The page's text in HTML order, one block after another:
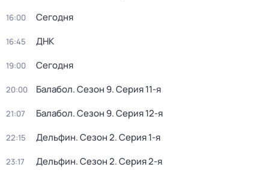
16:00 Сегодня
16:45 ДНК
19:00 Сегодня
20:00 Балабол. Сезон 9. Серия 11-я
21:07 Балабол. Сезон 9. Серия 12-я
22:15 Дельфин. Сезон 2. Серия 1-я
23:17 Дельфин. Сезон 2. Серия 2-я